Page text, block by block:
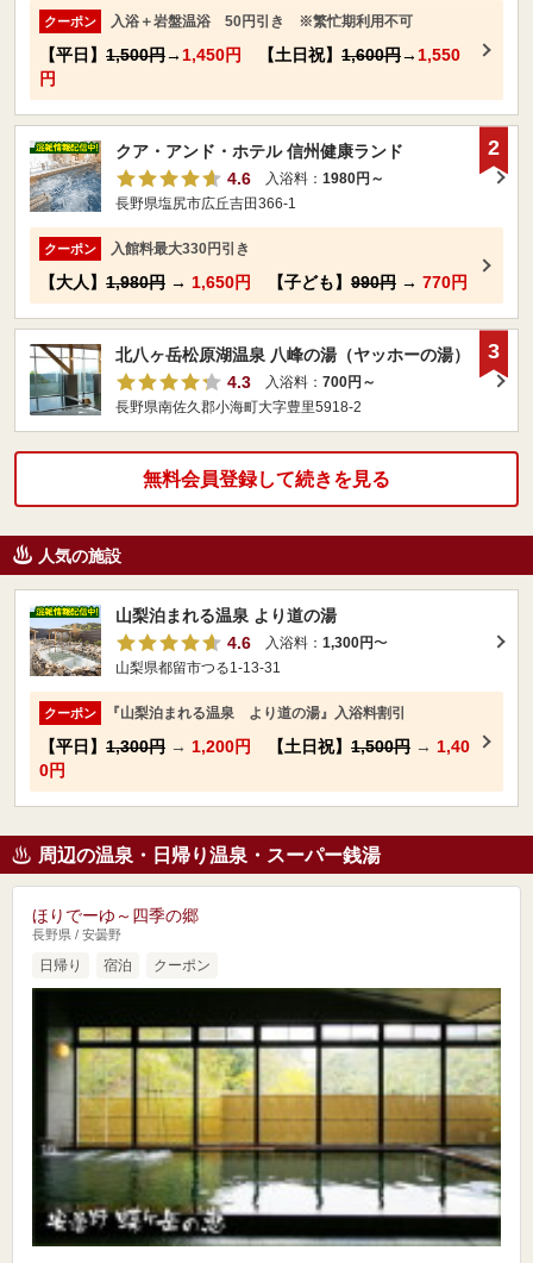
クーポン 入浴＋岩盤温浴 50円引き ※繁忙期利用不可
【平日】 1,500円→ 1,450円 【土日祝】 1,600円→ 1,550
円
クア・アンド・ホテル 信州健康ランド
4.6
入浴料： 1980円～
長野県塩尻市広丘吉田366-1
クーポン 入館料最大330円引き
【大人】 1,980円 → 1,650円 【子ども】 990円 → 770円
2
北八ヶ岳松原湖温泉 八峰の湯（ヤッホーの湯）
4.3
入浴料： 700円～
長野県南佐久郡小海町大字豊里5918-2
3
無料会員登録して続きを見る
人気の施設
山梨泊まれる温泉 より道の湯
4.6
入浴料： 1,300円〜
山梨県都留市つる1-13-31
クーポン 『山梨泊まれる温泉 より道の湯』入浴料割引
【平日】 1,300円 → 1,200円 【土日祝】 1,500円 → 1,40
0円
周辺の温泉・日帰り温泉・スーパー銭湯
ほりでーゆ～四季の郷
長野県 / 安曇野
日帰り 宿泊 クーポン